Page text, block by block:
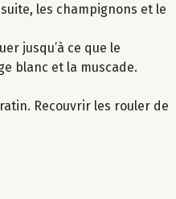
les champignons et le
jusqu’à ce que le
blanc et la muscade.
Recouvrir les rouler de